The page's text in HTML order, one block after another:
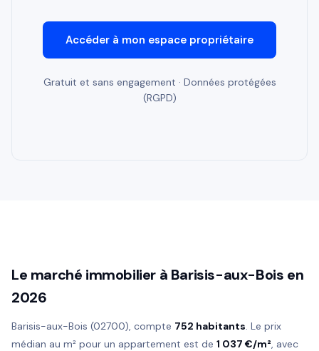
Accéder à mon espace propriétaire
Gratuit et sans engagement · Données protégées
(RGPD)
Le marché immobilier à Barisis-aux-Bois en
2026
Barisis-aux-Bois (02700), compte 752 habitants. Le prix
médian au m² pour un appartement est de 1 037 €/m², avec